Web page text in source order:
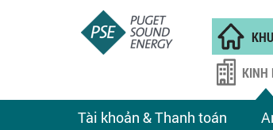
Tài khoản & Thanh toán
KINH